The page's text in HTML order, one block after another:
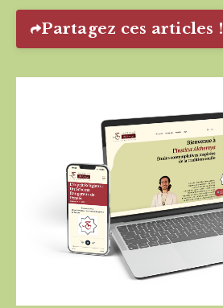
Partagez ces articles !